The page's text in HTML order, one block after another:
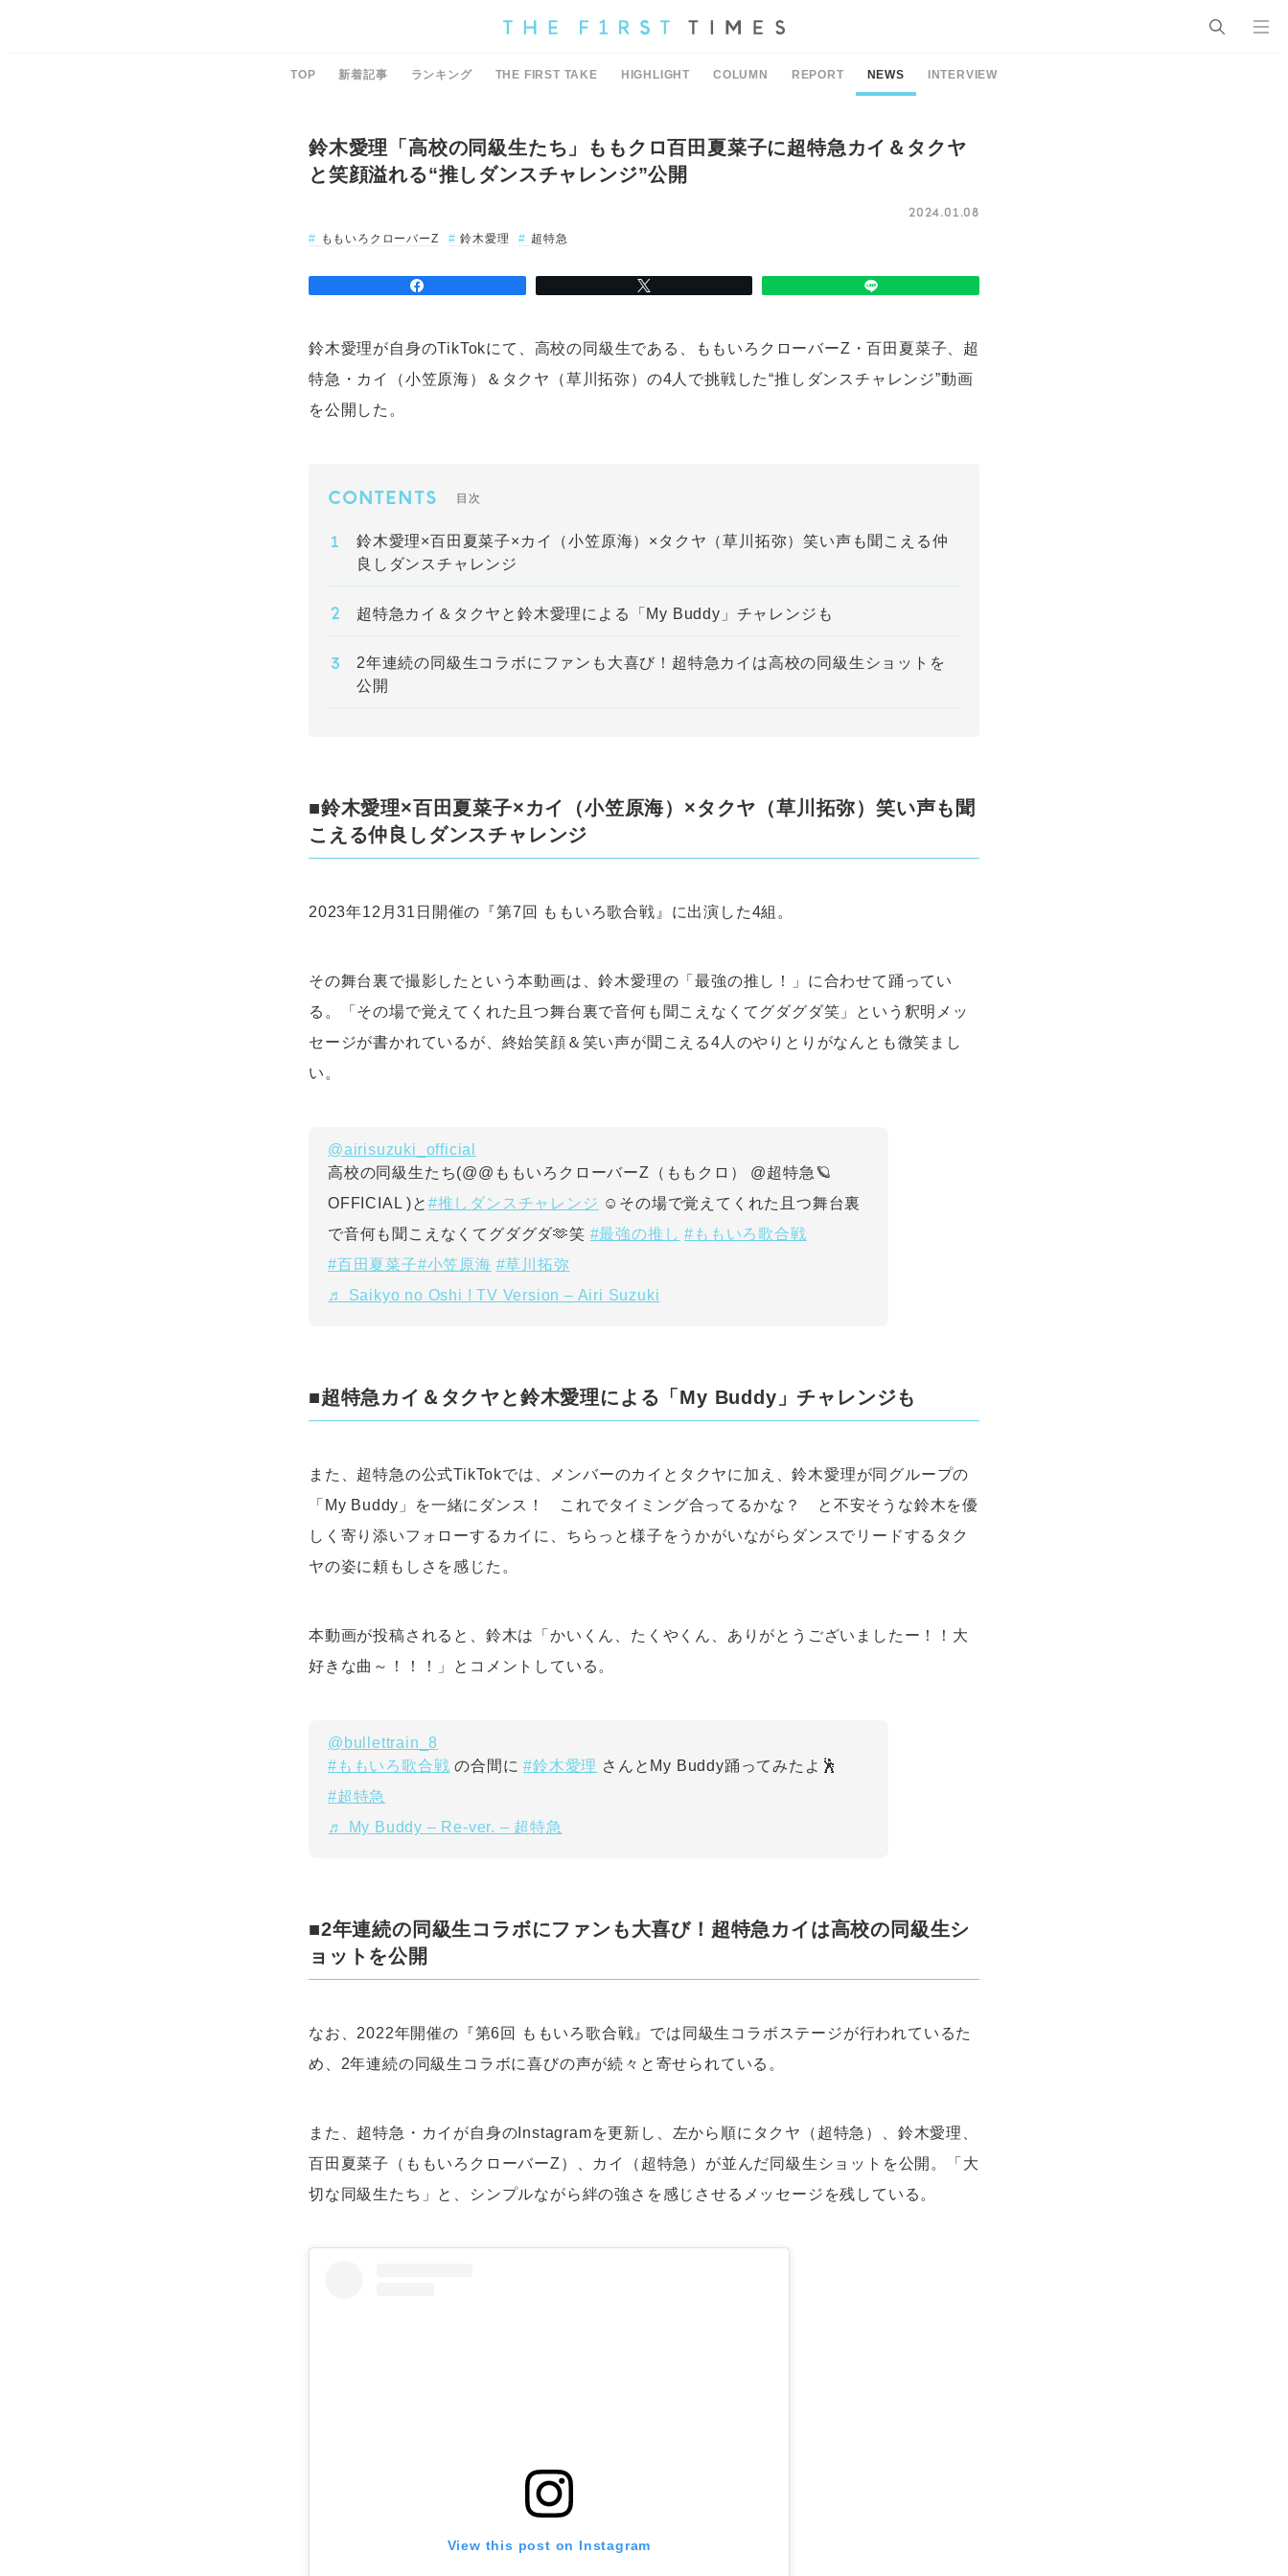
TOP 新着記事 ランキング THE FIRST TAKE HIGHLIGHT COLUMN REPORT NEWS INTERVIEW
鈴木愛理「高校の同級生たち」ももクロ百田夏菜子に超特急カイ＆タクヤ
と笑顔溢れる“推しダンスチャレンジ”公開
2024.01.08
ももいろクローバーZ
鈴木愛理 超特急
鈴木愛理が自身のTikTokにて、高校の同級生である、ももいろクローバーZ・百田夏菜子、超
特急・カイ（小笠原海）＆タクヤ（草川拓弥）の4人で挑戦した“推しダンスチャレンジ”動画
を公開した。
CONTENTS 目次
鈴木愛理×百田夏菜子×カイ（小笠原海）×タクヤ（草川拓弥）笑い声も聞こえる仲
良しダンスチャレンジ
超特急カイ＆タクヤと鈴木愛理による「My Buddy」チャレンジも
2年連続の同級生コラボにファンも大喜び！超特急カイは高校の同級生ショットを
公開
■鈴木愛理×百田夏菜子×カイ（小笠原海）×タクヤ（草川拓弥）笑い声も聞
こえる仲良しダンスチャレンジ
2023年12月31日開催の『第7回 ももいろ歌合戦』に出演した4組。
その舞台裏で撮影したという本動画は、鈴木愛理の「最強の推し！」に合わせて踊ってい
る。「その場で覚えてくれた且つ舞台裏で音何も聞こえなくてグダグダ笑」という釈明メッ
セージが書かれているが、終始笑顔＆笑い声が聞こえる4人のやりとりがなんとも微笑まし
い。
@airisuzuki_official
高校の同級生たち(@@ももいろクローバーZ（ももクロ） @超特急🪐
OFFICIAL )と #推しダンスチャレンジ ☺️その場で覚えてくれた且つ舞台裏
で音何も聞こえなくてグダグダ🫶笑 #最強の推し #ももいろ歌合戦
#百田夏菜子#小笠原海 #草川拓弥
♬ Saikyo no Oshi ! TV Version – Airi Suzuki
■超特急カイ＆タクヤと鈴木愛理による「My Buddy」チャレンジも
また、超特急の公式TikTokでは、メンバーのカイとタクヤに加え、鈴木愛理が同グループの
「My Buddy」を一緒にダンス！ これでタイミング合ってるかな？ と不安そうな鈴木を優
しく寄り添いフォローするカイに、ちらっと様子をうかがいながらダンスでリードするタク
ヤの姿に頼もしさを感じた。
本動画が投稿されると、鈴木は「かいくん、たくやくん、ありがとうございましたー！！大
好きな曲～！！！」とコメントしている。
@bullettrain_8
#ももいろ歌合戦 の合間に#鈴木愛理 さんとMy Buddy踊ってみたよ🕺
#超特急
♬ My Buddy – Re-ver. – 超特急
■2年連続の同級生コラボにファンも大喜び！超特急カイは高校の同級生シ
ョットを公開
なお、2022年開催の『第6回 ももいろ歌合戦』では同級生コラボステージが行われているた
め、2年連続の同級生コラボに喜びの声が続々と寄せられている。
また、超特急・カイが自身のInstagramを更新し、左から順にタクヤ（超特急）、鈴木愛理、
百田夏菜子（ももいろクローバーZ）、カイ（超特急）が並んだ同級生ショットを公開。「大
切な同級生たち」と、シンプルながら絆の強さを感じさせるメッセージを残している。
View this post on Instagram